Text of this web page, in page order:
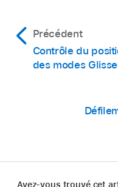
Précédent
Contrôle du
des modes
Avez-vous trouvé cet